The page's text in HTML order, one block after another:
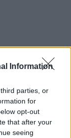
Information
parties, or
for
opt-out
that after your
seeing